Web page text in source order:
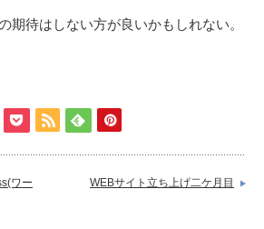
期待はしない方が良いかもしれない。
ワー
WEBサイト立ち上げ二ケ月目